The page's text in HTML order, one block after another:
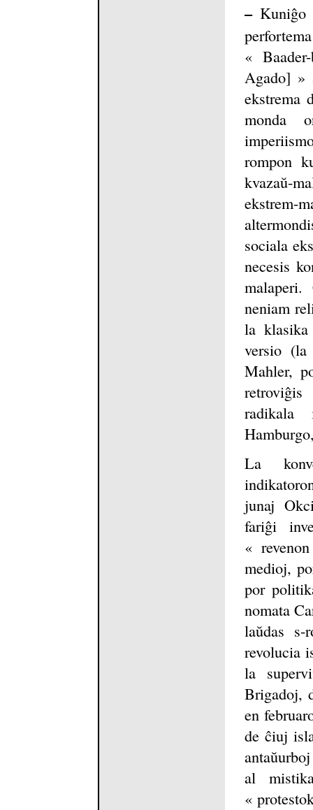
–Kuniĝo
«
Agado] »
ekstrema
monda
rompon
kvazaŭ-
sociala
necesis
neniam
la
versio (la
Mahler,
radikala
La
junaj
fariĝi
«
medioj,
por
nomata
laŭdas
revolucia
la
Brigadoj,
en
de ĉiuj
al
«